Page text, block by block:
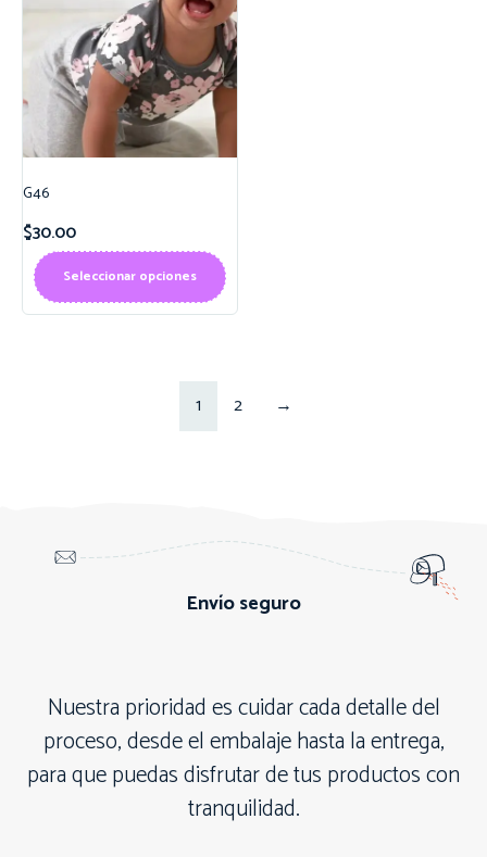
G46
$30.00
Seleccionar opciones
1 2 →
Envío seguro
Nuestra prioridad es cuidar cada detalle del
proceso, desde el embalaje hasta la entrega,
para que puedas disfrutar de tus productos con
tranquilidad.